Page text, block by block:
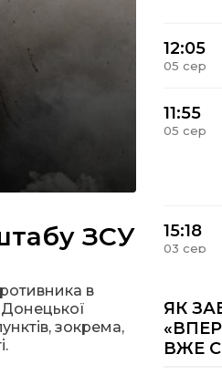
ЗСУ
в
Донецької
зокрема,
12:05
05 сер
11:55
05 сер
15:18
03 сер
09:27
03 сер
ЯК
ВЖЕ